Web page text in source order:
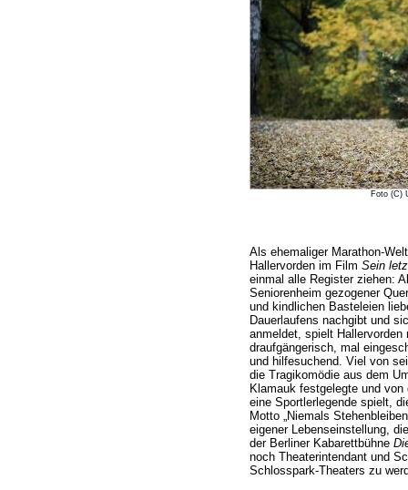
Foto (C)
Als ehemaliger Marathon-
Hallervorden im Film Sein
einmal alle Register ziehen:
Seniorenheim gezogener
und kindlichen Basteleien
Dauerlaufens nachgibt und
anmeldet, spielt
draufgängerisch, mal
und hilfesuchend. Viel von
die Tragikomödie aus dem
Klamauk festgelegte und
eine Sportlerlegende spielt,
Motto „Niemals
eigener Lebenseinstellung,
der Berliner Kabarettbühne
noch Theaterintendant und
Schlosspark-Theaters zu